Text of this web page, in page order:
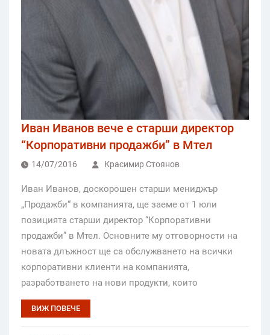
Иван Иванов вече е старши директор
“Корпоративни продажби” в Мтел
14/07/2016 Красимир Стоянов
Иван Иванов, доскорошен старши мениджър
„Продажби“ в компанията, ще заеме от 1 юли
позицията старши директор “Корпоративни
продажби” в Мтел. Основните му отговорности на
новата длъжност ще са обслужването на всички
корпоративни клиенти на компанията,
разработването на нови продукти, които
ВИЖ ПОВЕЧЕ